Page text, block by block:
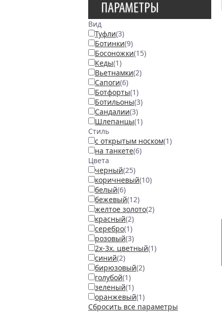
ПАРАМЕТРЫ
Вид
Туфли(3)
Ботинки(9)
Босоножки(15)
Кеды(1)
Вьетнамки(2)
Сапоги(6)
Ботфорты(1)
Ботильоны(3)
Сандалии(3)
Шлепанцы(1)
Стиль
с открытым носком(1)
на танкете(6)
Цвета
черный(25)
коричневый(10)
белый(6)
бежевый(12)
желтое золото(2)
красный(2)
серебро(1)
розовый(3)
2х-3х. цветный(1)
синий(2)
бирюзовый(2)
голубой(1)
зеленый(1)
оранжевый(1)
Сбросить все параметры